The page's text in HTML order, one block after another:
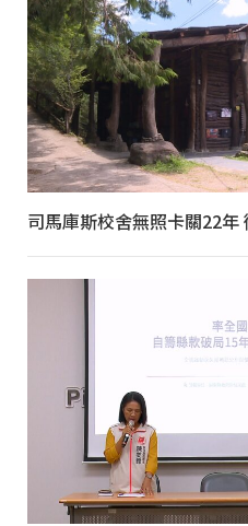
司馬庫斯校舍無照卡關22年